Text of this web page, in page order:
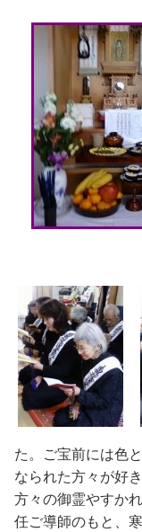
た。ご宝前には色
なられた方々が好
方々の御霊やすか
任ご導師のもと、